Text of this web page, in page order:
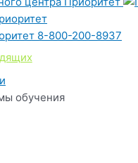
8-800-200-8937
обучения